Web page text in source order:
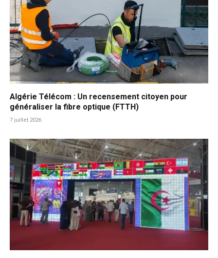
Algérie Télécom : Un recensement citoyen pour
généraliser la fibre optique (FTTH)
7 juillet 2026